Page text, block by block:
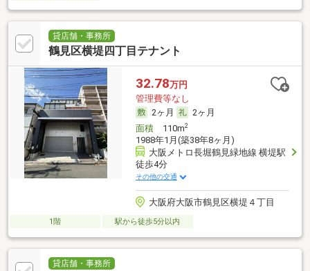
貸店舗・事務所
鶴見区横堤四丁目テナント
32.78万円
管理費等なし
2ヶ月
2ヶ月
面積110m2
1988年1月(築38年8ヶ月)
大阪メトロ長堀鶴見緑地線 横堤駅
徒歩4分
その他の交通
大阪府大阪市鶴見区横堤４丁目
1階 駅から徒歩5分以内
貸店舗・事務所